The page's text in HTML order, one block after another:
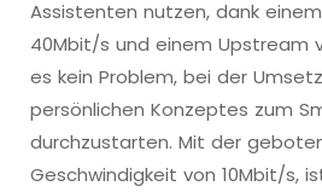
Assistenten nutzen, dank
40Mbit/s und einem Upstream
es kein Problem, bei der
persönlichen Konzeptes zum
durchzustarten. Mit der
Geschwindigkeit von 10Mbit/s,